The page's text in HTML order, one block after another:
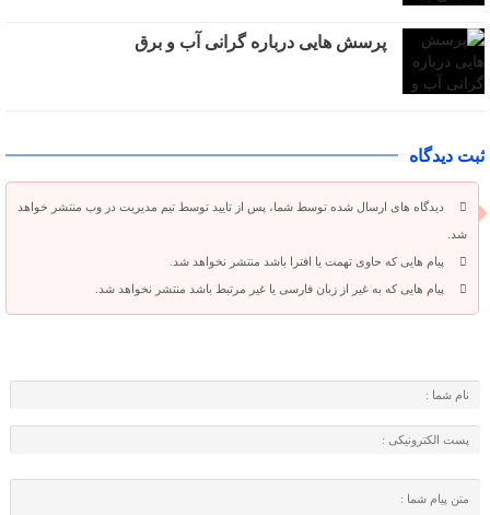
پرسش هایی درباره گرانی آب و برق
ثبت دیدگاه
دیدگاه های ارسال شده توسط شما، پس از تایید توسط تیم مدیریت در وب منتشر خواهد
شد.
پیام هایی که حاوی تهمت یا افترا باشد منتشر نخواهد شد.
پیام هایی که به غیر از زبان فارسی یا غیر مرتبط باشد منتشر نخواهد شد.